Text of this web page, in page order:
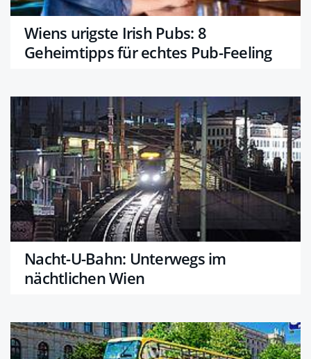
Wiens urigste Irish Pubs: 8
Geheimtipps für echtes Pub-Feeling
Nacht-U-Bahn: Unterwegs im
nächtlichen Wien